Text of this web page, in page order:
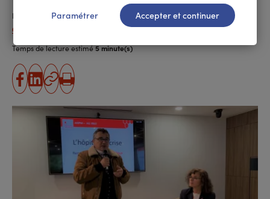
Publié le 17.10.2022
Cécile Fratellini
Temps de lecture estimé5 minute(s)
partager
sur
facebook
partager
sur
linkedin
Copier
l'URL
Imprimer
Paramétrer Accepter et continuer